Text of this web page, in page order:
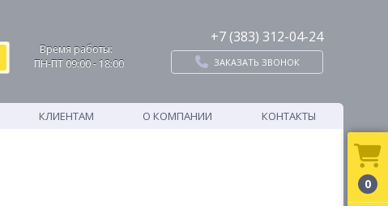
Время работы:
ПН-ПТ 09:00 - 18:00
+7 (383) 312-04-24
ЗАКАЗАТЬ ЗВОНОК
КЛИЕНТАМ О КОМПАНИИ КОНТАКТЫ
0